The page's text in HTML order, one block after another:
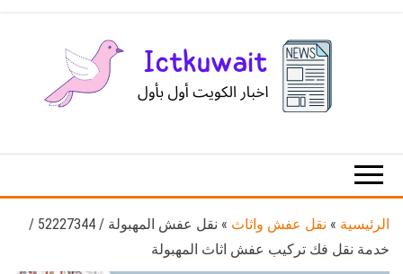
الكويت
الرئيسية » نقل عفش واثاث »
نقل عفش المهبولة / 52227344 /
خدمة نقل فك تركيب عفش اثاث المهبولة